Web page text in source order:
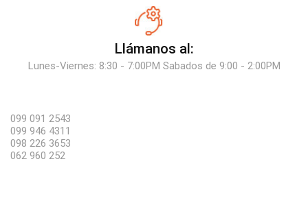
Llámanos al:
Lunes-Viernes: 8:30 - 7:00PM Sabados de 9:00 - 2:00PM
099 091 2543
099 946 4311
098 226 3653
062 960 252